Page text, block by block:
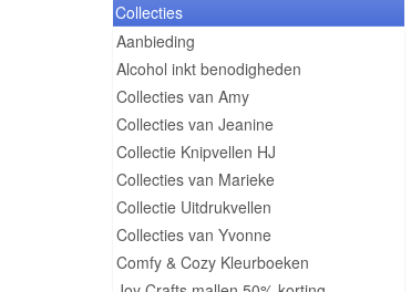
Collecties
Aanbieding
Alcohol inkt benodigheden
Collecties van Amy
Collecties van Jeanine
Collectie Knipvellen HJ
Collecties van Marieke
Collectie Uitdrukvellen
Collecties van Yvonne
Comfy & Cozy Kleurboeken